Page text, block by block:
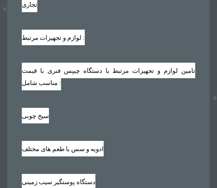
تجاری
لوازم و تجهیزات مرتبط :
تامین لوازم و تجهیزات مرتبط با دستگاه چیپس فنری با قیمت
مناسب شامل :
سیخ چوبی
ادویه و سس با طعم های مختلف
دستگاه پوستگیر سیب زمینی